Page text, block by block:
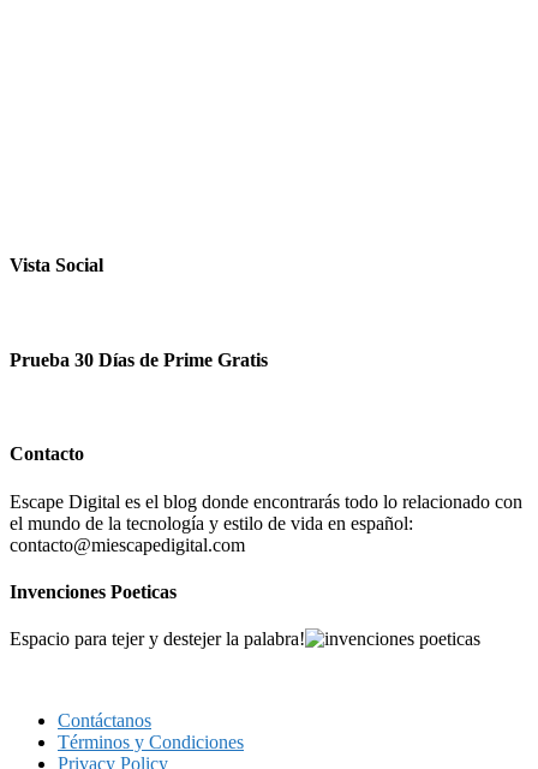
Vista Social
Prueba 30 Días de Prime Gratis
Contacto
Escape Digital es el blog donde encontrarás todo lo relacionado con
el mundo de la tecnología y estilo de vida en español:
contacto@miescapedigital.com
Invenciones Poeticas
Espacio para tejer y destejer la palabra!
Contáctanos
Términos y Condiciones
Privacy Policy